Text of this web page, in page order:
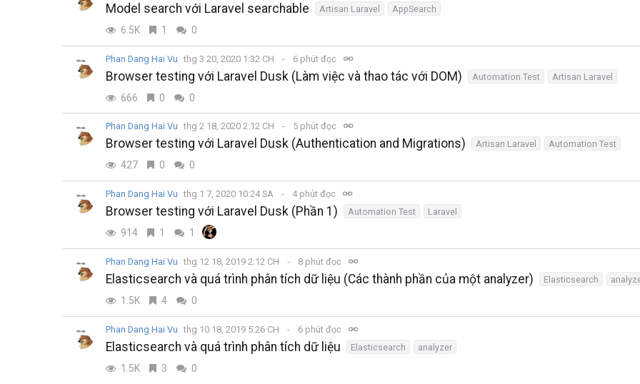
Model search với Laravel searchable Artisan Laravel AppSearch
6.5K 1 0
Phan Dang Hai Vu thg 3 20, 2020 1:32 CH 6 phút đọc
Browser testing với Laravel Dusk (Làm việc và thao tác với DOM) Automation Test Artisan Laravel
666 0 0
Phan Dang Hai Vu thg 2 18, 2020 2:12 CH 5 phút đọc
Browser testing với Laravel Dusk (Authentication and Migrations) Artisan Laravel Automation Test
427 0 0
Phan Dang Hai Vu thg 1 7, 2020 10:24 SA 4 phút đọc
Browser testing với Laravel Dusk (Phần 1) Automation Test Laravel
914 1 1
Phan Dang Hai Vu thg 12 18, 2019 2:12 CH 8 phút đọc
Elasticsearch và quá trình phân tích dữ liệu (Các thành phần của một analyzer) Elasticsearch
1.5K 4 0
Phan Dang Hai Vu thg 10 18, 2019 5:26 CH 6 phút đọc
Elasticsearch và quá trình phân tích dữ liệu Elasticsearch analyzer
1.5K 3 0